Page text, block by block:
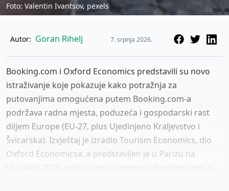
Foto: Valentin Ivantsov, pexels
Autor: Goran Rihelj 7. srpnja 2026.
Booking.com i Oxford Economics predstavili su novo
istraživanje koje pokazuje kako potražnja za
putovanjima omogućena putem Booking.com-a
podržava radna mjesta, poduzeća i gospodarski rast
diljem Europe (EU-27, plus Ujedinjeno Kraljevstvo i
Švicarska). Izvještaj je izradio Tourism Economics, dio
Oxford Economicsa, a predstavljen je u Parizu na